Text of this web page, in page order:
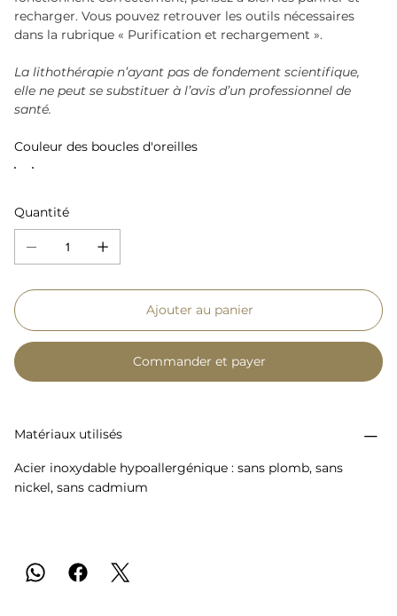
recharger. Vous pouvez retrouver les outils nécessaires
dans la rubrique « Purification et rechargement ».
La lithothérapie n’ayant pas de fondement scientifique,
elle ne peut se substituer à l’avis d’un professionnel de
santé.
Couleur des boucles d'oreilles
Quantité
Ajouter au panier
Commander et payer
Matériaux utilisés
Acier inoxydable hypoallergénique : sans plomb, sans
nickel, sans cadmium